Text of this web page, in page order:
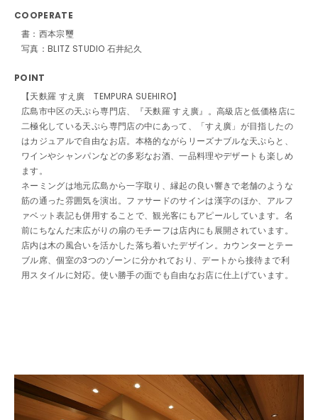
COOPERATE
書：西本宗璽
写真：BLITZ STUDIO 石井紀久
POINT
【天麩羅 すえ廣 TEMPURA SUEHIRO】
広島市中区の天ぷら専門店、『天麩羅 すえ廣』。高級店と低価格店に
二極化している天ぷら専門店の中にあって、「すえ廣」が目指したの
はカジュアルで自由なお店。本格的ながらリーズナブルな天ぷらと、
ワインやシャンパンなどの多彩なお酒、一品料理やデザートも楽しめ
ます。
ネーミングは地元広島から一字取り、縁起の良い響きで老舗のような
筋の通った雰囲気を演出。ファサードのサインは漢字のほか、アルフ
ァベット表記も併用することで、観光客にもアピールしています。名
前にちなんだ末広がりの扇のモチーフは店内にも展開されています。
店内は木の風合いを活かした落ち着いたデザイン。カウンターとテー
ブル席、個室の3つのゾーンに分かれており、デートから接待まで利
用スタイルに対応。使い勝手の面でも自由なお店に仕上げています。